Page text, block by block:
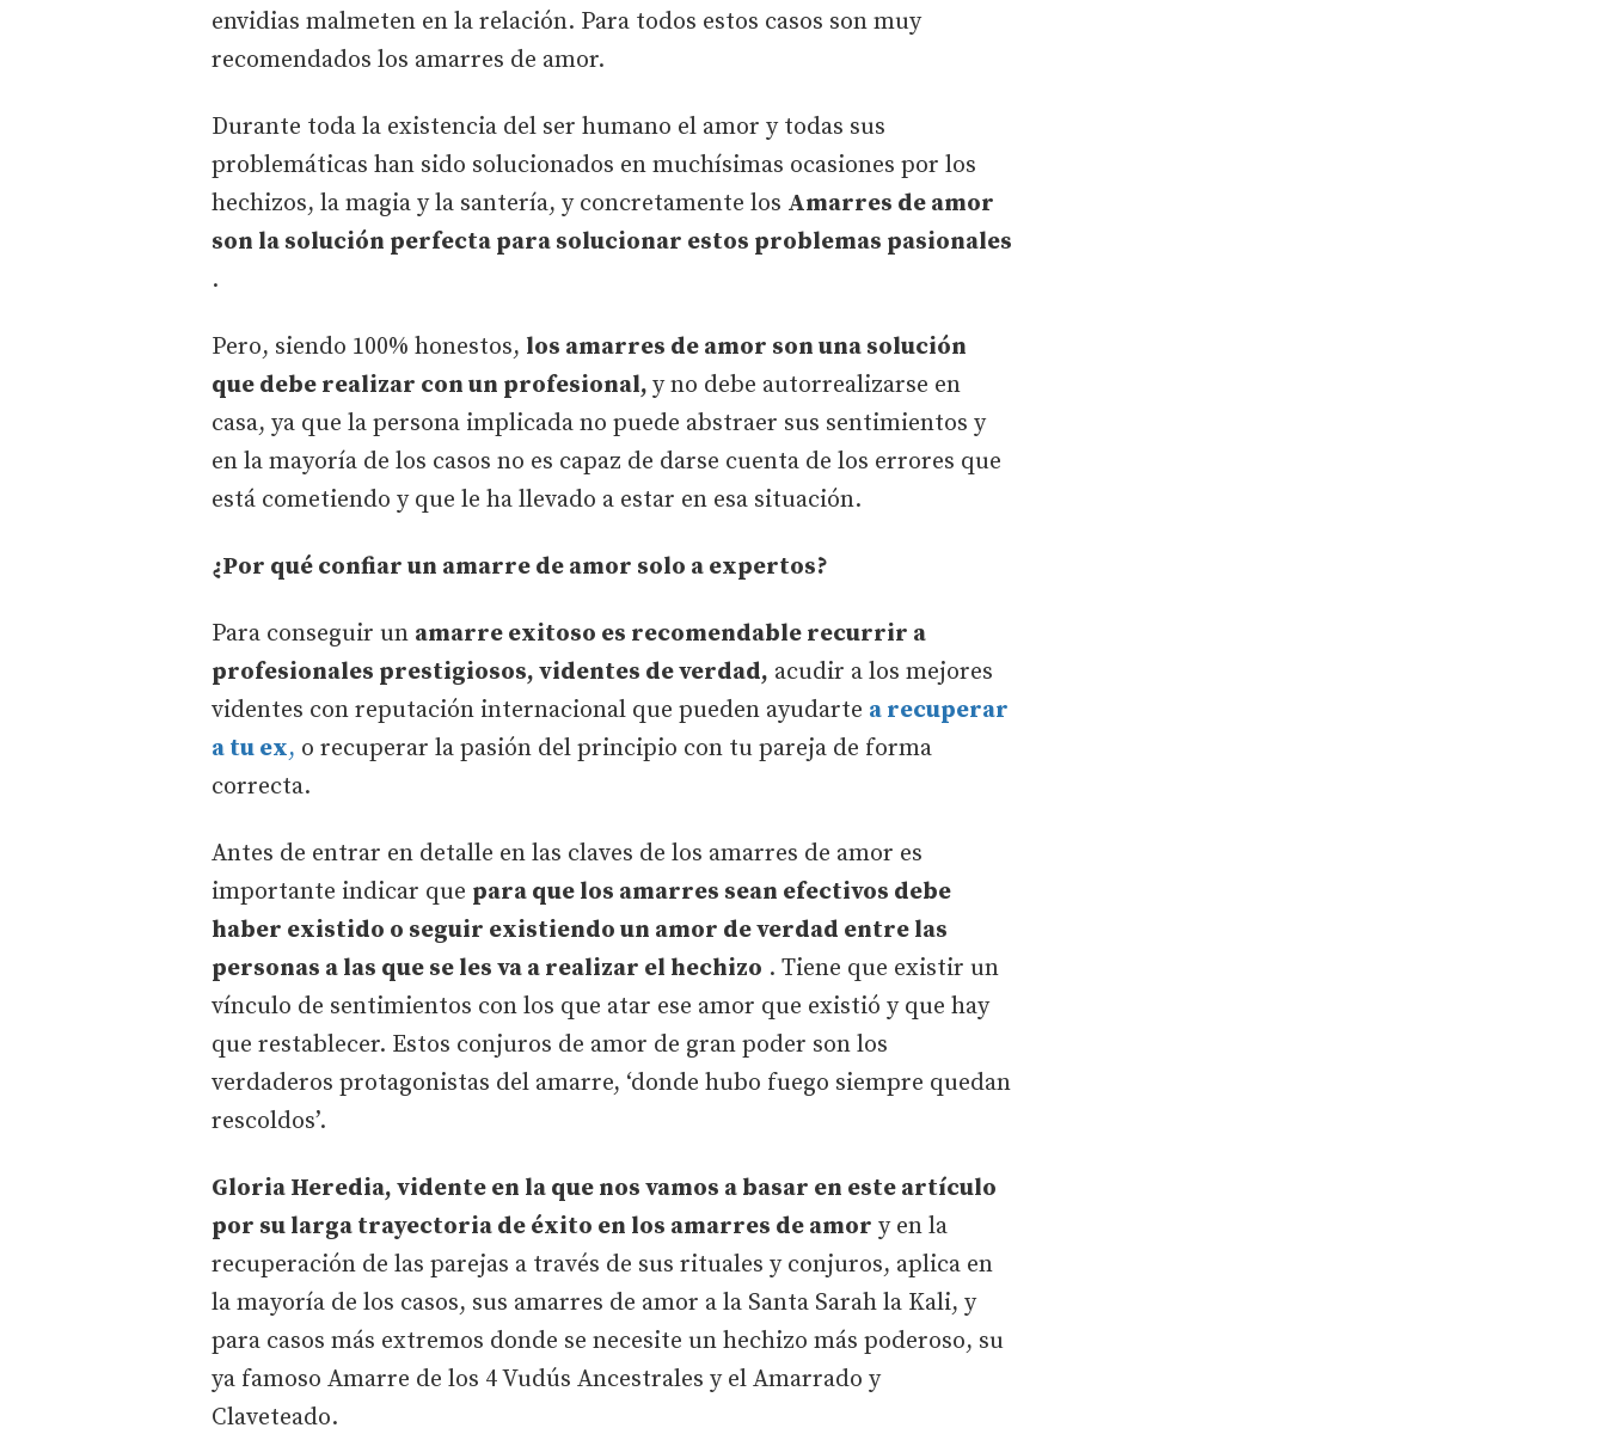
envidias malmeten en la relación. Para todos estos casos son muy
recomendados los amarres de amor.
Durante toda la existencia del ser humano el amor y todas sus
problemáticas han sido solucionados en muchísimas ocasiones por los
hechizos, la magia y la santería, y concretamente los Amarres de amor
son la solución perfecta para solucionar estos problemas pasionales
.
Pero, siendo 100% honestos, los amarres de amor son una solución
que debe realizar con un profesional, y no debe autorrealizarse en
casa, ya que la persona implicada no puede abstraer sus sentimientos y
en la mayoría de los casos no es capaz de darse cuenta de los errores que
está cometiendo y que le ha llevado a estar en esa situación.
¿Por qué confiar un amarre de amor solo a expertos?
Para conseguir un amarre exitoso es recomendable recurrir a
profesionales prestigiosos, videntes de verdad, acudir a los mejores
videntes con reputación internacional que pueden ayudarte a recuperar
a tu ex, o recuperar la pasión del principio con tu pareja de forma
correcta.
Antes de entrar en detalle en las claves de los amarres de amor es
importante indicar que para que los amarres sean efectivos debe
haber existido o seguir existiendo un amor de verdad entre las
personas a las que se les va a realizar el hechizo . Tiene que existir un
vínculo de sentimientos con los que atar ese amor que existió y que hay
que restablecer. Estos conjuros de amor de gran poder son los
verdaderos protagonistas del amarre, ‘donde hubo fuego siempre quedan
rescoldos’.
Gloria Heredia, vidente en la que nos vamos a basar en este artículo
por su larga trayectoria de éxito en los amarres de amor y en la
recuperación de las parejas a través de sus rituales y conjuros, aplica en
la mayoría de los casos, sus amarres de amor a la Santa Sarah la Kali, y
para casos más extremos donde se necesite un hechizo más poderoso, su
ya famoso Amarre de los 4 Vudús Ancestrales y el Amarrado y
Claveteado.